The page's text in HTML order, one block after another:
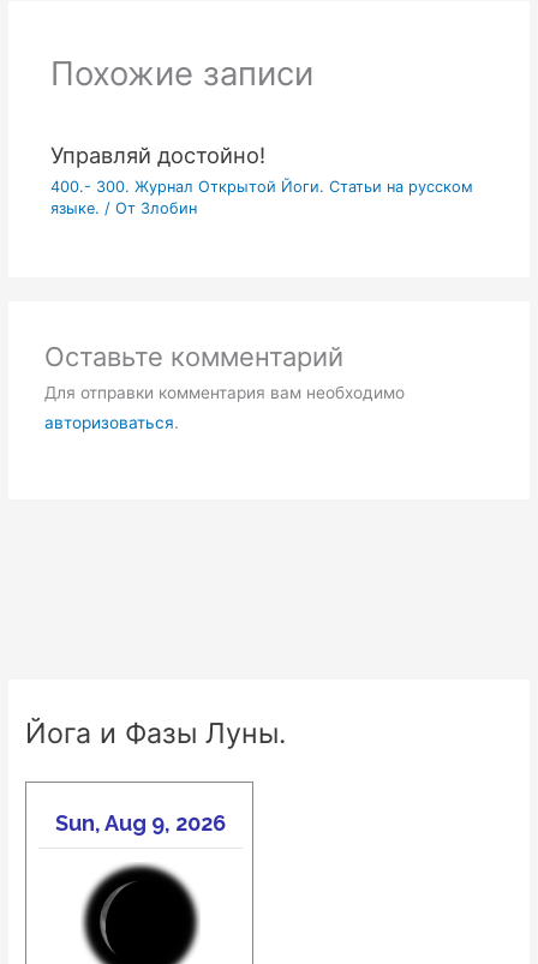
Похожие записи
Управляй достойно!
400.- 300. Журнал Открытой Йоги. Статьи на русском
языке. / От Злобин
Оставьте комментарий
Для отправки комментария вам необходимо
авторизоваться.
Йога и Фазы Луны.